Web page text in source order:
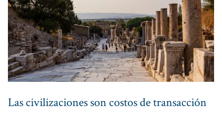
Las civilizaciones son costos de transacción